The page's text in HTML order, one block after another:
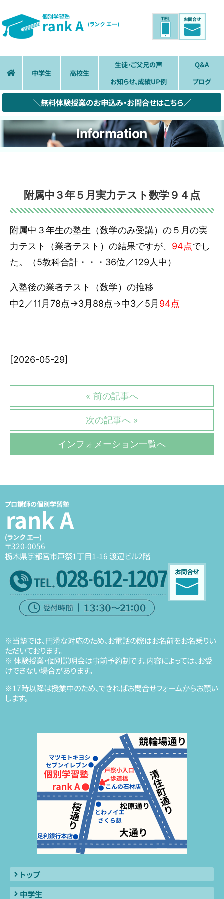
個別学習塾
rank A (ランク エー)
中学生 高校生
生徒・ご父兄の声
お知らせ、成績UP例
Q&A
ブログ
＼無料体験授業のお申込み・お問合せはこちら／
Information
附属中３年５月実力テスト数学９４点
附属中３年生の塾生（数学のみ受講）の５月の実
力テスト（業者テスト）の結果ですが、 94点でし
た。（5教科合計・・・36位／129人中）
入塾後の業者テスト（数学）の推移
中2／11月78点→3月88点→中3／5月 94点
[2026-05-29]
« 前の記事へ
次の記事へ »
インフォメーション一覧へ
プロ講師の個別学習塾
rank A
(ランク エー)
〒320-0056
栃木県宇都宮市戸祭1丁目1-16 渡辺ビル2階
※当塾では、円滑な対応のため、お電話の際はお名前をお名乗りい
ただいております。
※ 体験授業・個別説明会は事前予約制です。内容によっては、お受
けできない場合があります。
※17時以降は授業中のため、できればお問合せフォームからお願い
します。
トップ
中学生